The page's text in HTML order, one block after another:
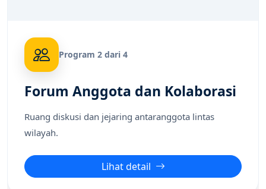
Program 2 dari 4
Forum Anggota dan Kolaborasi
Ruang diskusi dan jejaring antaranggota lintas
wilayah.
Lihat detail